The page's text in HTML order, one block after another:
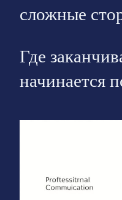
сложные
Где
начинается